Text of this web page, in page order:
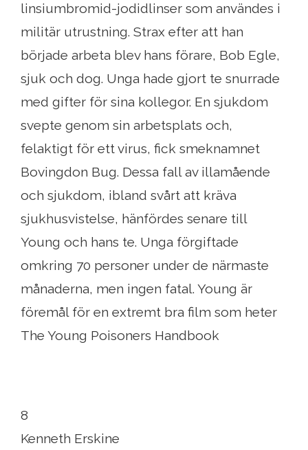
linsiumbromid-jodidlinser som användes i
militär utrustning. Strax efter att han
började arbeta blev hans förare, Bob Egle,
sjuk och dog. Unga hade gjort te snurrade
med gifter för sina kollegor. En sjukdom
svepte genom sin arbetsplats och,
felaktigt för ett virus, fick smeknamnet
Bovingdon Bug. Dessa fall av illamående
och sjukdom, ibland svårt att kräva
sjukhusvistelse, hänfördes senare till
Young och hans te. Unga förgiftade
omkring 70 personer under de närmaste
månaderna, men ingen fatal. Young är
föremål för en extremt bra film som heter
The Young Poisoners Handbook
8
Kenneth Erskine